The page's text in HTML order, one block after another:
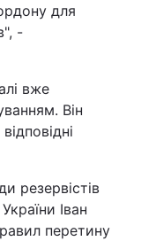
для
-
вже
Він
резервістів
Іван
перетину